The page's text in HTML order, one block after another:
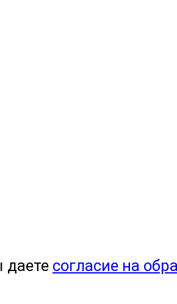
даете согласие на